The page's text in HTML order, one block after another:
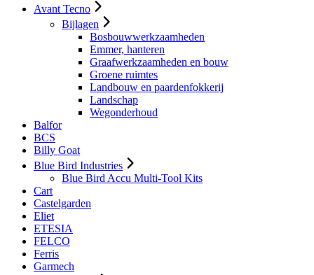
Avant Tecno
Bijlagen
Bosbouwwerkzaamheden
Emmer, hanteren
Graafwerkzaamheden en bouw
Groene ruimtes
Landbouw en paardenfokkerij
Landschap
Wegonderhoud
Balfor
BCS
Billy Goat
Blue Bird Industries
Blue Bird Accu Multi-Tool Kits
Cart
Castelgarden
Eliet
ETESIA
FELCO
Ferris
Garmech